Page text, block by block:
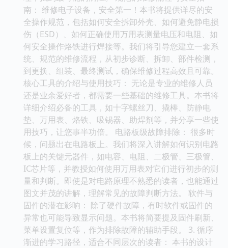
南： 维修电子设备，安全第一！本书将提供详尽的安
全操作规范，包括如何安全拆卸外壳、如何避免静电损
伤（ESD）、如何正确使用万用表测量电压和电阻、如
何安全操作烙铁进行焊接等。我们将引导您建立一套系
统、规范的维修流程，从初步诊断、拆卸、部件检测，
到更换、组装、最终测试，确保维修过程高效且可靠。
核心工具的介绍与使用技巧： 无论是专业的维修人员
还是业余爱好者，都需要一些基础的维修工具。本书将
详细介绍必备的工具，如十字螺丝刀、撬棒、防静电
垫、万用表、烙铁、吸锡器、助焊剂等，并分享一些使
用技巧，让您事半功倍。 电路板级故障排除： 很多时
候，问题出在电路板上。我们将深入讲解如何识别电路
板上的关键元器件，如电容、电阻、二极管、三极管、
IC芯片等，并教授如何使用万用表对它们进行初步的测
量和判断。即使是对电路原理不熟悉的读者，也能通过
图文并茂的讲解，理解常见的故障判断方法。 软件与
固件的潜在影响： 除了硬件故障，有时软件或固件的
异常也可能导致显示问题。本书将简要提及固件刷新、
菜单设置复位等，作为排除故障的辅助手段。 3. 循序
渐进的学习路径，适合不同层次的读者： 本书的设计